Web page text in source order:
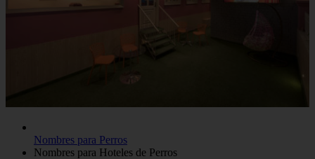
Nombres para Perros
Nombres para Hoteles de Perros